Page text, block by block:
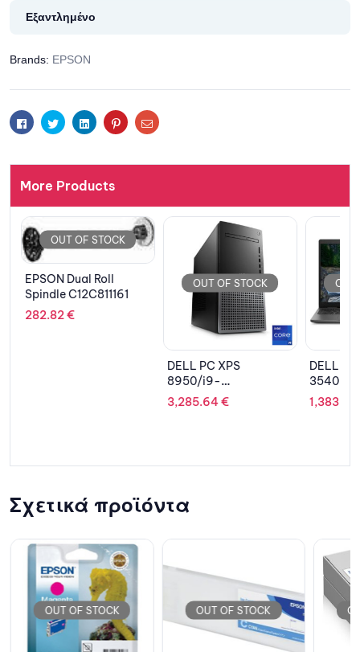
Εξαντλημένο
Brands: EPSON
FacebookTwitterLinkedinPinterestEmail
More Products
OUT OF STOCK
EPSON Dual Roll
Spindle C12C811161
282.82€
OUT OF STOCK
DELL PC XPS
8950/i9-
12900K/16GB/1TB
SSD/DVD-RW/NVIDIA
3,285.64€
OUT
DELL
3540
1355U/
SSD/
1,383.11
Σχετικά προϊόντα
OUT OF STOCK OUT OF STOCK